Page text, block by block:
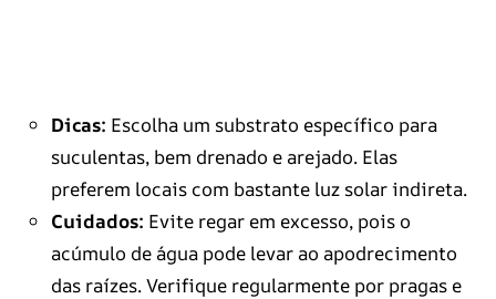
Dicas: Escolha um substrato específico para
suculentas, bem drenado e arejado. Elas
preferem locais com bastante luz solar indireta.
Cuidados: Evite regar em excesso, pois o
acúmulo de água pode levar ao apodrecimento
das raízes. Verifique regularmente por pragas e